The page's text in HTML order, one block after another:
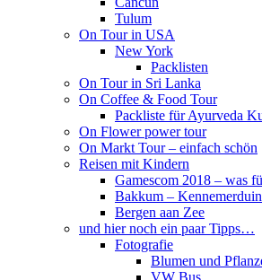
Tulum
On Tour in USA
New York
Packlisten
On Tour in Sri Lanka
On Coffee & Food Tour
Packliste für Ayurveda
On Flower power tour
On Markt Tour – einfach schön
Reisen mit Kindern
Gamescom 2018 – was
Bakkum –
Bergen aan Zee
und hier noch ein paar Tipps…
Fotografie
Blumen und
VW Bus